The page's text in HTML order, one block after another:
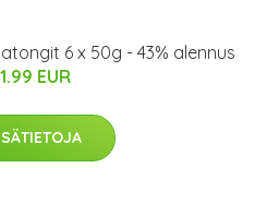
6 x 50g - 43% alennus
1.99 EUR